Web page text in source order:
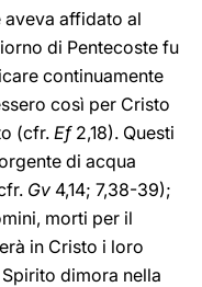
aveva affidato al
di Pentecoste fu
continuamente
così per Cristo
(cfr. Ef2,18). Questi
di acqua
Gv 4,14; 7,38-39);
morti per il
in Cristo i loro
Spirito dimora nella